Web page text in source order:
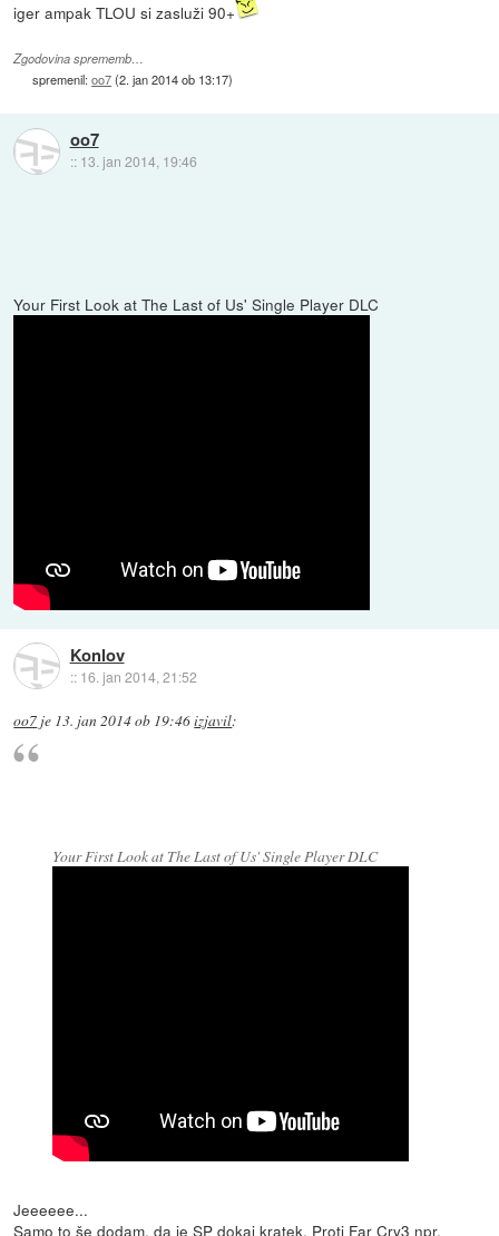
iger ampak TLOU si zasluži 90+
Zgodovina sprememb…
spremenil:oo7(2. jan 2014 ob 13:17)
oo7
:: 13. jan 2014, 19:46
Your First Look at The Last of Us' Single Player DLC
Konlov
:: 16. jan 2014, 21:52
oo7 je 13. jan 2014 ob 19:46izjavil:
Your First Look at The Last of Us' Single Player DLC
Jeeeeee...
Samo to še dodam, da je SP dokaj kratek. Proti Far Cry3 npr.